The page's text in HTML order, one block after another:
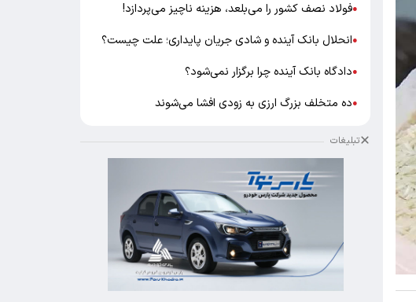
●فولاد نصف کشور را می‌بلعد، هزینه ناچیز می‌پردازد!
●انحلال بانک آینده و شادی جریان پایداری؛ علت چیست؟
●دادگاه بانک آینده چرا برگزار نمی‌شود؟
●ده متخلف بزرگ ارزی به زودی افشا می‌شوند
تبلیغات